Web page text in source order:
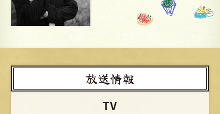
放送情報
TV